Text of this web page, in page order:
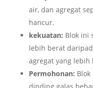
air, dan agregat
hancur.
kekuatan: Blok ini
lebih berat
agregat yang lebih
Permohonan: